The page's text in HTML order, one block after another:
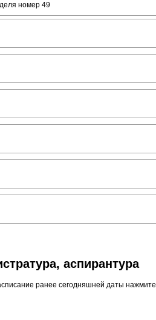
номер 49
аспирантура
ранее сегодняшней даты нажмите